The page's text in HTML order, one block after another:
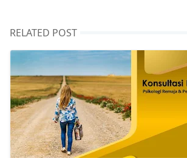
RELATED POST